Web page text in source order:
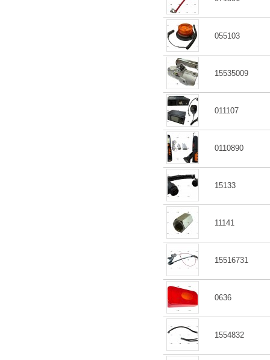
055103
15535009
011107
0110890
15133
11141
15516731
0636
1554832